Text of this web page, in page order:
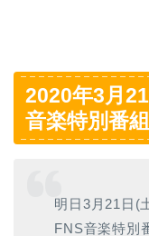
2020年3月
音楽特別番
明日3月21日(
FNS音楽特別